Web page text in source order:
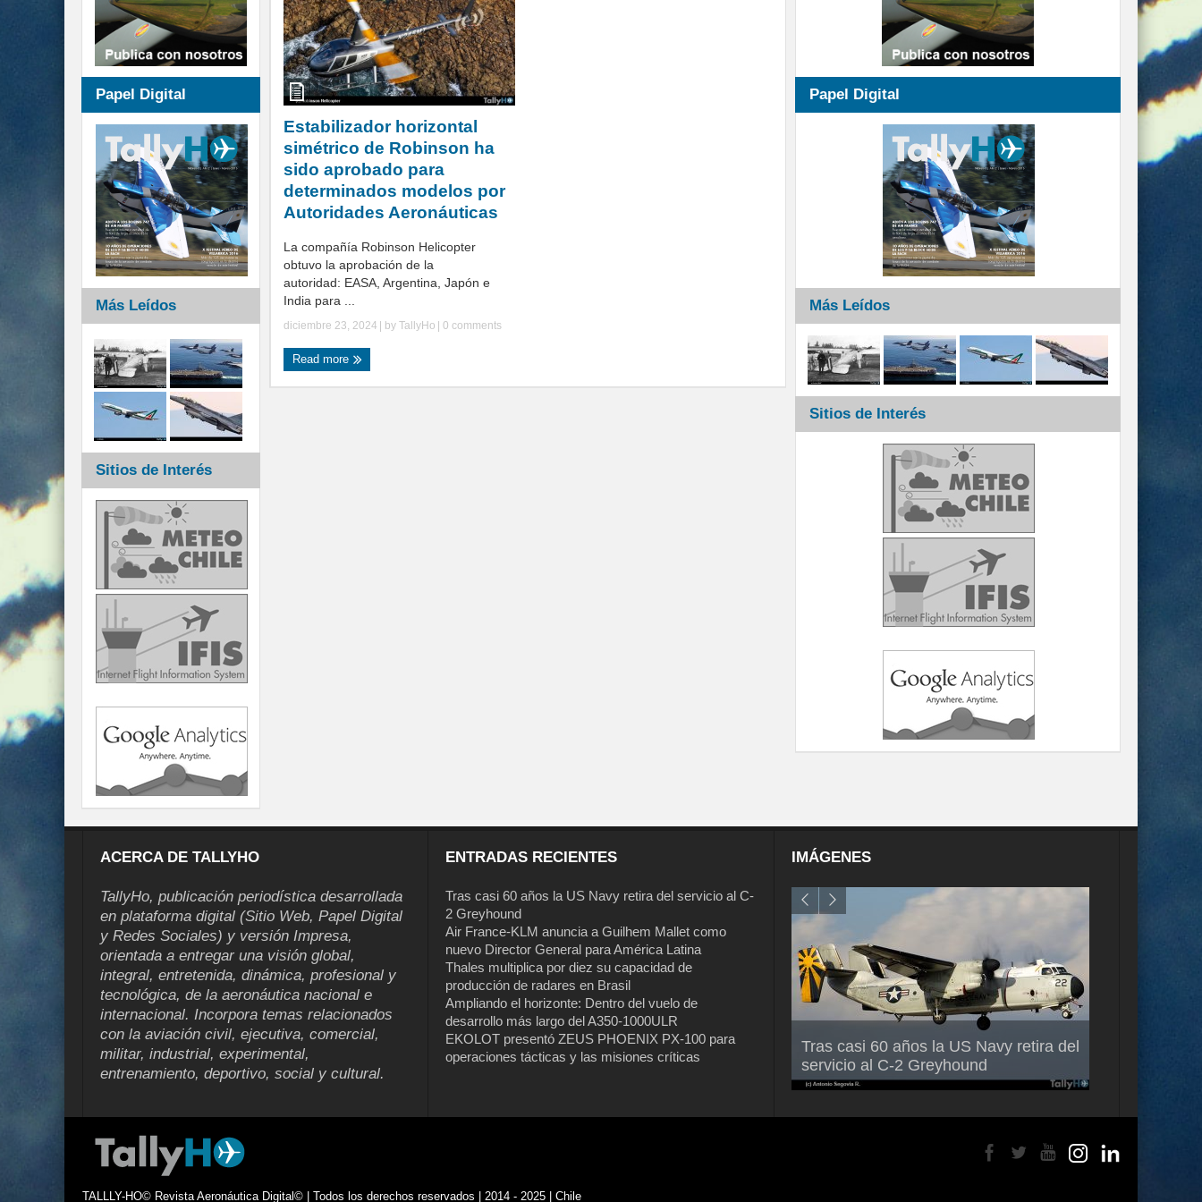
Estabilizador horizontal
simétrico de Robinson ha
sido aprobado para
determinados modelos por
Autoridades Aeronáuticas
La compañía Robinson Helicopter
obtuvo la aprobación de la
autoridad: EASA, Argentina, Japón e
India para ...
diciembre 23, 2024 | by TallyHo 0 comments
Read more
Papel Digital
Más Leídos
Sitios de Interés
Papel Digital
Más Leídos
Sitios de Interés
ACERCA DE TALLYHO
TallyHo, publicación periodística desarrollada
en plataforma digital (Sitio Web, Papel Digital
y Redes Sociales) y versión Impresa,
orientada a entregar una visión global,
integral, entretenida, dinámica, profesional y
tecnológica, de la aeronáutica nacional e
internacional. Incorpora temas relacionados
con la aviación civil, ejecutiva, comercial,
militar, industrial, experimental,
entrenamiento, deportivo, social y cultural.
ENTRADAS RECIENTES
Tras casi 60 años la US Navy retira del servicio al C-
2 Greyhound
Air France-KLM anuncia a Guilhem Mallet como
nuevo Director General para América Latina
Thales multiplica por diez su capacidad de
producción de radares en Brasil
Ampliando el horizonte: Dentro del vuelo de
desarrollo más largo del A350-1000ULR
EKOLOT presentó ZEUS PHOENIX PX-100 para
operaciones tácticas y las misiones críticas
IMÁGENES
Tras casi 60 años la US Navy retira del
servicio al C-2 Greyhound
Air France-KLM anuncia a Guilhem
Mallet como nuevo Director General
para América Latina
TALLLY-HO© Revista Aeronáutica Digital© | Todos los derechos reservados | 2014 - 2025 | Chile